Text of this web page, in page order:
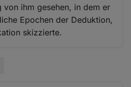
ihm gesehen, in dem er
Epochen der Deduktion,
skizzierte.